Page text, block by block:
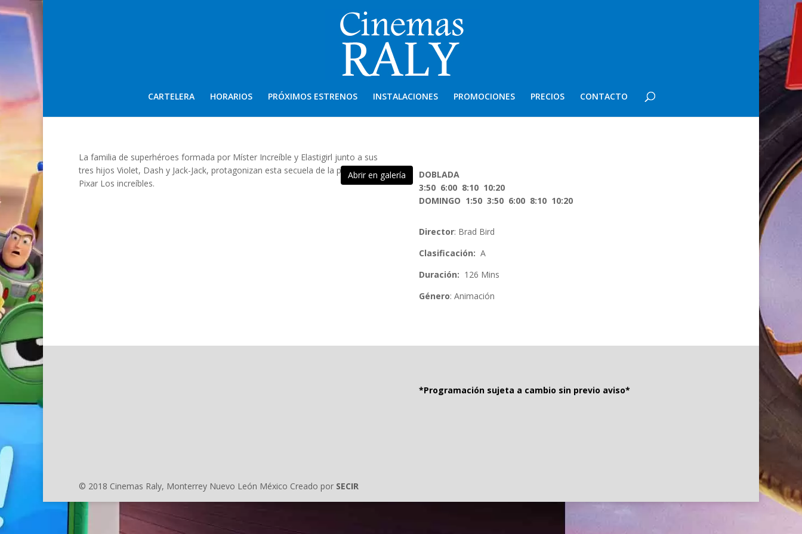
CARTELERA HORARIOS PRÓXIMOS ESTRENOS INSTALACIONES PROMOCIONES PRECIOS CONTACTO
La familia de superhéroes formada por Míster Increíble y Elastigirl junto a sus
tres hijos Violet, Dash y Jack-Jack, protagonizan esta secuela de la película de
Pixar Los increíbles.
Abrir en galería
DOBLADA
3:50 6:00 8:10 10:20
DOMINGO 1:50 3:50 6:00 8:10 10:20
Director: Brad Bird
Clasificación: A
Duración: 126 Mins
Género: Animación
*Programación sujeta a cambio sin previo aviso*
© 2018 Cinemas Raly, Monterrey Nuevo León México Creado por SECIR